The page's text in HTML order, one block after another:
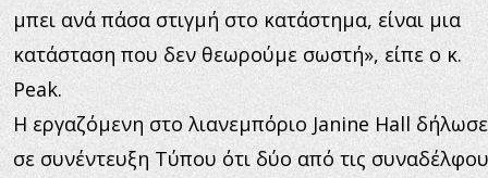
μπει ανά πάσα στιγμή στο κατάστημα, είναι μια
κατάσταση που δεν θεωρούμε σωστή», είπε ο κ.
Peak.
Η εργαζόμενη στο λιανεμπόριο Janine Hall
σε συνέντευξη Τύπου ότι δύο από τις